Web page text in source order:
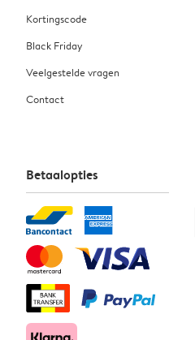
Kortingscode
Black Friday
Veelgestelde vragen
Contact
Betaalopties